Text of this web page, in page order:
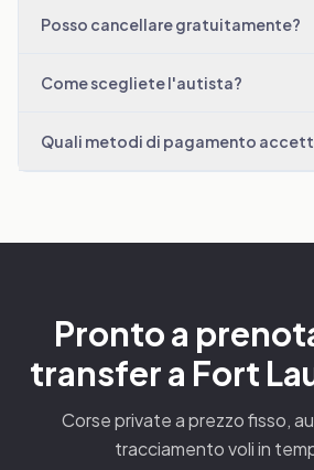
Posso cancellare gratuitamente?
Come scegliete l'autista?
Quali metodi di pagamento
Pronto a
transfer a Fort
Corse private a prezzo fisso,
tracciamento voli in